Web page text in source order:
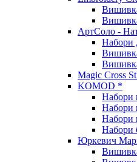
АртСоло -
Набори
Magic Cross
KOMOD *
Набори
Набори
Набори
Набори
Юркевич